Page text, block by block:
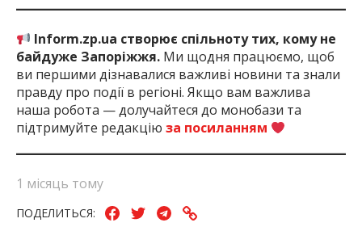
Inform.zp.ua створює спільноту тих, кому не
байдуже Запоріжжя. Ми щодня працюємо, щоб
ви першими дізнавалися важливі новини та знали
правду про події в регіоні. Якщо вам важлива
наша робота — долучайтеся до монобази та
підтримуйте редакцію за посиланням
1 місяць тому
ПОДЕЛИТЬСЯ: